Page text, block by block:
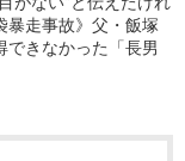
暴走事故》父・飯塚
できなかった「長男